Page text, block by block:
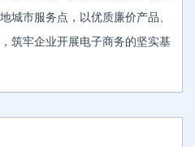
城市服务点，以优质廉价产品、
筑牢企业开展电子商务的坚实基